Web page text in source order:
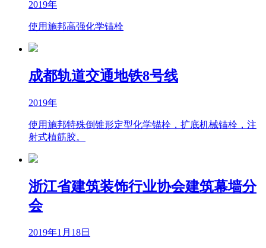
2019年
使用施邦高强化学锚栓
成都轨道交通地铁8号线
2019年
使用施邦特殊倒锥形定型化学锚栓，扩底机械锚栓，注
射式植筋胶。
浙江省建筑装饰行业协会建筑幕墙分
会
2019年1月18日